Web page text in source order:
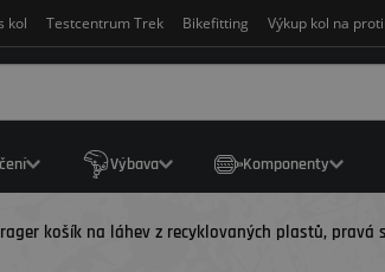
kol Testcentrum Trek Bikefitting Výkup kol na
Výbava Komponenty
košík na láhev z recyklovaných plastů, pravá